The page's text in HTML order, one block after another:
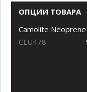
ОПЦИИ ТОВАРА
Camolite
CLU478